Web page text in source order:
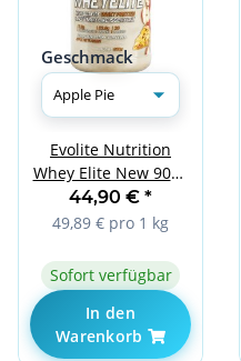
Geschmack
Evolite Nutrition
Whey Elite New 900g
Apple Pie
44,90 € *
49,89 € pro 1 kg
Sofort verfügbar
In den
Warenkorb